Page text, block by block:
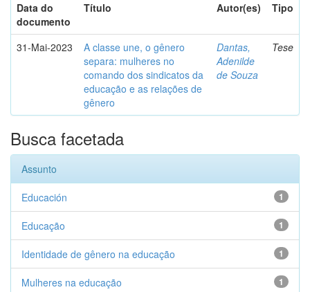
Data do
documento
Título Autor(es) Tipo
31-Mai-2023
A classe une, o gênero
separa: mulheres no
comando dos sindicatos da
educação e as relações de
gênero
Dantas,
Adenilde
de Souza
Tese
Busca facetada
Assunto
1
Educación
1
Educação
1
Identidade de gênero na educação
1
Mulheres na educação